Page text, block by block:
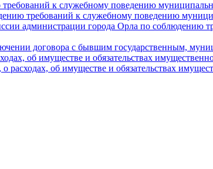
к служебному поведению
требований к служебному поведению
администрации города Орла по соблюдению
договора с бывшим государственным,
об имуществе и обязательствах
расходах, об имуществе и обязательствах